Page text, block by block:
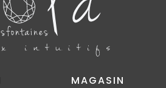
MAGASIN